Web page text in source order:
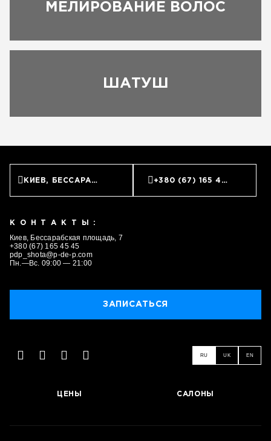
МЕЛИРОВАНИЕ ВОЛОС
ШАТУШ
КИЕВ, БЕССАРАБСКАЯ ПЛОЩАДЬ, 7 +380 (67) 165 45 45
КОНТАКТЫ:
Киев, Бессарабская площадь, 7
+380 (67) 165 45 45
pdp_shota@p-de-p.com
Пн.—Вс. 09:00 — 21:00
ЗАПИСАТЬСЯ
RU UK EN
ЦЕНЫ САЛОНЫ